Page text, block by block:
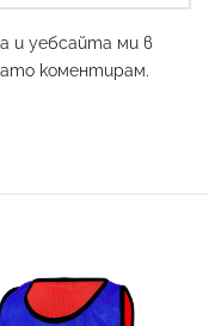
и уебсайта ми в
коментирам.